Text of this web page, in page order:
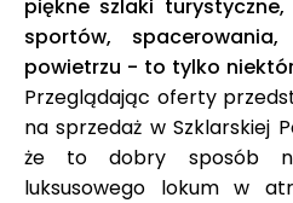
piękne szlaki
sportów,
powietrzu - to tylko
Przeglądając oferty
na sprzedaż w Szklarskiej
że to dobry sposób
luksusowego lokum w